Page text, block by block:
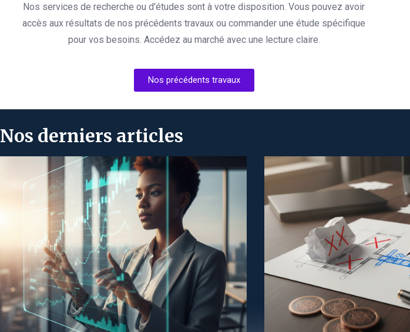
Nos services de recherche ou d'études sont à votre disposition. Vous pouvez avoir
accès aux résultats de nos précédents travaux ou commander une étude spécifique
pour vos besoins. Accédez au marché avec une lecture claire.
Nos précédents travaux
Nos derniers articles